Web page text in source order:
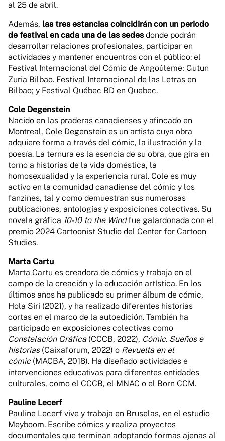
al 25 de abril.
Además, las tres estancias coincidirán con un periodo
de festival en cada una de las sedes donde podrán
desarrollar relaciones profesionales, participar en
actividades y mantener encuentros con el público: el
Festival Internacional del Cómic de Angoûleme; Gutun
Zuria Bilbao. Festival Internacional de las Letras en
Bilbao; y Festival Québec BD en Quebec.
Cole Degenstein
Nacido en las praderas canadienses y afincado en
Montreal, Cole Degenstein es un artista cuya obra
adquiere forma a través del cómic, la ilustración y la
poesía. La ternura es la esencia de su obra, que gira en
torno a historias de la vida doméstica, la
homosexualidad y la experiencia rural. Cole es muy
activo en la comunidad canadiense del cómic y los
fanzines, tal y como demuestran sus numerosas
publicaciones, antologías y exposiciones colectivas. Su
novela gráfica 10-10 to the Windfue galardonada con el
premio 2024 Cartoonist Studio del Center for Cartoon
Studies.
Marta Cartu
Marta Cartu es creadora de cómics y trabaja en el
campo de la creación y la educación artística. En los
últimos años ha publicado su primer álbum de cómic,
Hola Siri (2021), y ha realizado diferentes historias
cortas en el marco de la autoedición. También ha
participado en exposiciones colectivas como
Constelación Gráfica(CCCB, 2022), Cómic. Sueños e
historias(Caixaforum, 2022) o Revuelta en el
cómic(MACBA, 2018). Ha diseñado actividades e
intervenciones educativas para diferentes entidades
culturales, como el CCCB, el MNAC o el Born CCM.
Pauline Lecerf
Pauline Lecerf vive y trabaja en Bruselas, en el estudio
Meyboom. Escribe cómics y realiza proyectos
documentales que terminan adoptando formas ajenas al